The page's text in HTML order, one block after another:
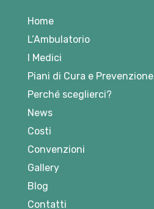
Home
L’Ambulatorio
I Medici
Piani di Cura e Prevenzione
Perché sceglierci?
News
Costi
Convenzioni
Gallery
Blog
Contatti